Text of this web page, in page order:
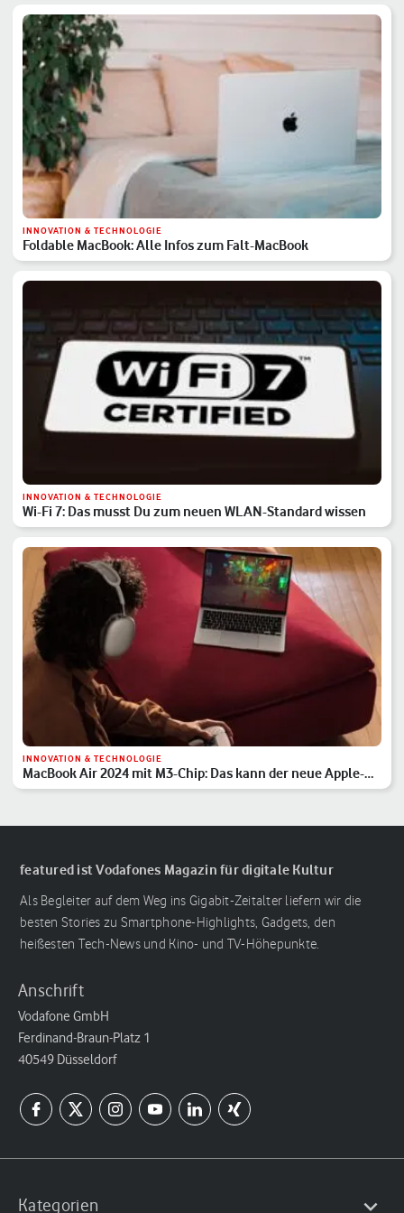
INNOVATION & TECHNOLOGIE
Foldable MacBook: Alle Infos zum Falt-MacBook
INNOVATION & TECHNOLOGIE
Wi-Fi 7: Das musst Du zum neuen WLAN-Standard wissen
INNOVATION & TECHNOLOGIE
MacBook Air 2024 mit M3-Chip: Das kann der neue Apple-
Laptop
featured ist Vodafones Magazin für digitale Kultur
Als Begleiter auf dem Weg ins Gigabit-Zeitalter liefern wir die
besten Stories zu Smartphone-Highlights, Gadgets, den
heißesten Tech-News und Kino- und TV-Höhepunkte.
Anschrift
Vodafone GmbH
Ferdinand-Braun-Platz 1
40549 Düsseldorf
Kategorien